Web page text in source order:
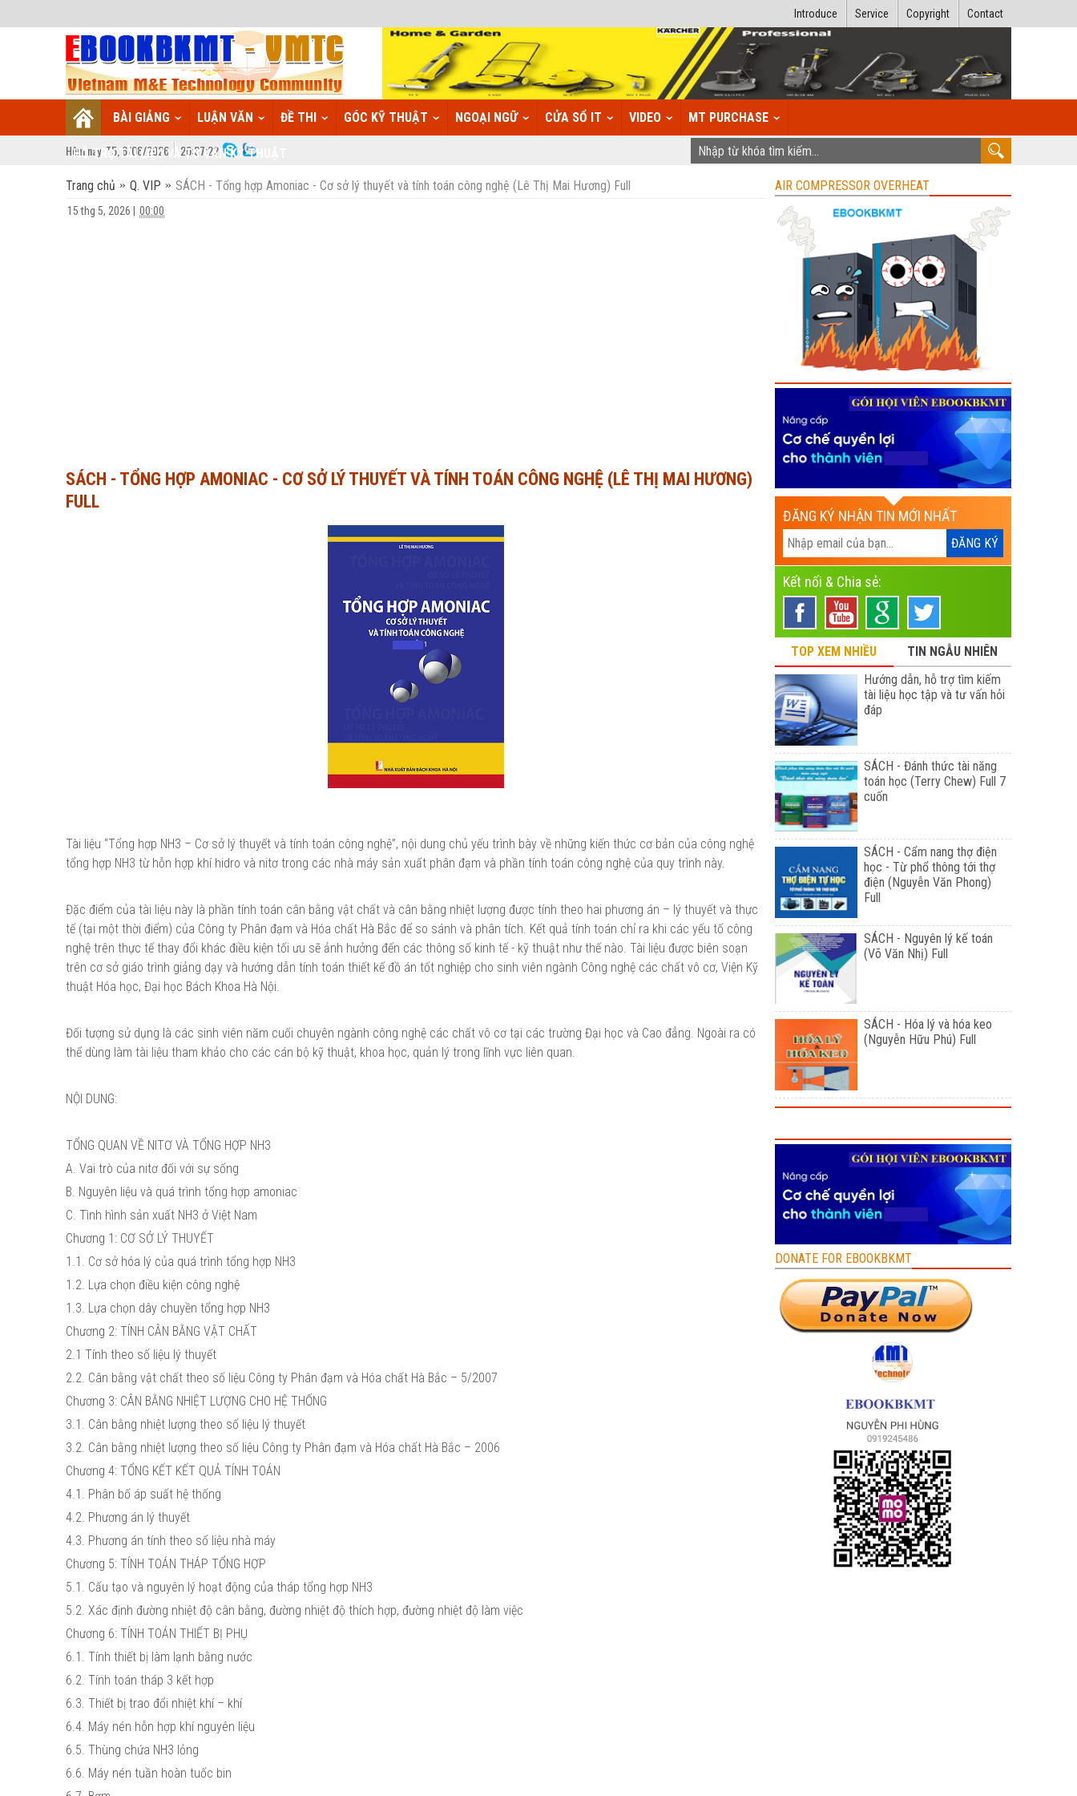
Contact
Copyright
Service
Introduce
BÀI GIẢNG LUẬN VĂN ĐỀ THI GÓC KỸ THUẬT NGOẠI NGỮ CỬA SỔ IT VIDEO MT PURCHASE
HỖ TRỢ TÀI LIỆU VÀ TƯ VẤN KỸ THUẬT
Hôm nay: T5, 6/08/2026 20:37:23
Trang chủ Q. VIP SÁCH - Tổng hợp Amoniac - Cơ sở lý thuyết và tính toán công nghệ (Lê Thị Mai Hương) Full
15 thg 5, 2026 00:00
SÁCH - TỔNG HỢP AMONIAC - CƠ SỞ LÝ THUYẾT VÀ TÍNH TOÁN CÔNG NGHỆ (LÊ THỊ MAI HƯƠNG)
FULL
Tài liệu “Tổng hợp NH3 – Cơ sở lý thuyết và tính toán công nghệ”, nội dung chủ yếu trình bày về những kiến thức cơ bản của công nghệ
tổng hợp NH3 từ hỗn hợp khí hidro và nitơ trong các nhà máy sản xuất phân đạm và phần tính toán công nghệ của quy trình này.
Đặc điểm của tài liệu này là phần tính toán cân bằng vật chất và cân bằng nhiệt lượng được tính theo hai phương án – lý thuyết và thực
tế (tại một thời điểm) của Công ty Phân đạm và Hóa chất Hà Bắc để so sánh và phân tích. Kết quả tính toán chỉ ra khi các yếu tố công
nghệ trên thực tế thay đổi khác điều kiện tối ưu sẽ ảnh hưởng đến các thông số kinh tế - kỹ thuật như thế nào. Tài liệu được biên soạn
trên cơ sở giáo trình giảng dạy và hướng dẫn tính toán thiết kế đồ án tốt nghiệp cho sinh viên ngành Công nghệ các chất vô cơ, Viện Kỹ
thuật Hóa học, Đại học Bách Khoa Hà Nội.
Đối tượng sử dụng là các sinh viên năm cuối chuyên ngành công nghệ các chất vô cơ tại các trường Đại học và Cao đẳng. Ngoài ra có
thể dùng làm tài liệu tham khảo cho các cán bộ kỹ thuật, khoa học, quản lý trong lĩnh vực liên quan.
NỘI DUNG:
TỔNG QUAN VỀ NITƠ VÀ TỔNG HỢP NH3
A. Vai trò của nitơ đối với sự sống
B. Nguyên liệu và quá trình tổng hợp amoniac
C. Tình hình sản xuất NH3 ở Việt Nam
Chương 1: CƠ SỞ LÝ THUYẾT
1.1. Cơ sở hóa lý của quá trình tổng hợp NH3
1.2. Lựa chọn điều kiện công nghệ
1.3. Lựa chọn dây chuyền tổng hợp NH3
Chương 2: TÍNH CÂN BẰNG VẬT CHẤT
2.1 Tính theo số liệu lý thuyết
2.2. Cân bằng vật chất theo số liệu Công ty Phân đạm và Hóa chất Hà Bắc – 5/2007
Chương 3: CÂN BẰNG NHIỆT LƯỢNG CHO HỆ THỐNG
3.1. Cân bằng nhiệt lượng theo số liệu lý thuyết
3.2. Cân bằng nhiệt lượng theo số liệu Công ty Phân đạm và Hóa chất Hà Bắc – 2006
Chương 4: TỔNG KẾT KẾT QUẢ TÍNH TOÁN
4.1. Phân bố áp suất hệ thống
4.2. Phương án lý thuyết
4.3. Phương án tính theo số liệu nhà máy
Chương 5: TÍNH TOÁN THÁP TỔNG HỢP
5.1. Cấu tạo và nguyên lý hoạt động của tháp tổng hợp NH3
5.2. Xác định đường nhiệt độ cân bằng, đường nhiệt độ thích hợp, đường nhiệt độ làm việc
Chương 6: TÍNH TOÁN THIẾT BỊ PHỤ
6.1. Tính thiết bị làm lạnh bằng nước
6.2. Tính toán tháp 3 kết hợp
6.3. Thiết bị trao đổi nhiệt khí – khí
6.4. Máy nén hỗn hợp khí nguyên liệu
6.5. Thùng chứa NH3 lỏng
6.6. Máy nén tuần hoàn tuốc bin
AIR COMPRESSOR OVERHEAT
ĐĂNG KÝ NHẬN TIN MỚI NHẤT
Kết nối & Chia sẻ:
TOP XEM NHIỀU
TIN NGẪU NHIÊN
Hướng dẫn, hỗ trợ tìm kiếm
tài liệu học tập và tư vấn hỏi
đáp
SÁCH - Đánh thức tài năng
toán học (Terry Chew) Full 7
cuốn
SÁCH - Cẩm nang thợ điện
học - Từ phổ thông tới thợ
điện (Nguyễn Văn Phong)
Full
SÁCH - Nguyên lý kế toán
(Võ Văn Nhị) Full
SÁCH - Hóa lý và hóa keo
(Nguyễn Hữu Phú) Full
DONATE FOR EBOOKBKMT